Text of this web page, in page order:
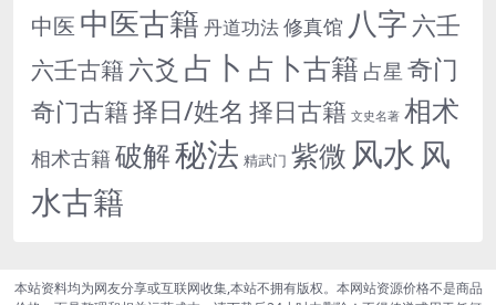
中医 中医古籍 丹道功法修真馆 八字 六壬
六壬古籍 六爻 占卜 占卜古籍 占星 奇门
奇门古籍择日/姓名 择日古籍 文史名著 相术
相术古籍破解秘法 精武门 紫微 风水 风
水古籍
本站资料均为网友分享或互联网收集,本站不拥有版权。本网站资源价格不是商品